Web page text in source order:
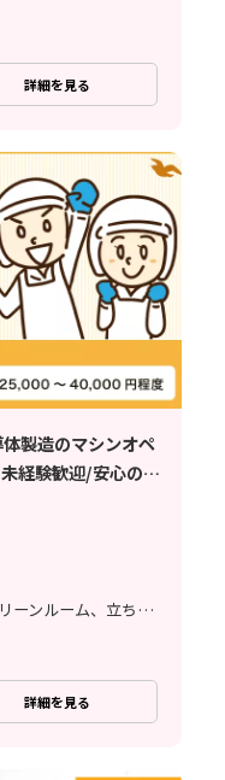
詳細を見る
製造のマシンオペ
経験歓迎/安心の教
検査、マシンオペレーター、クリーンルーム、立ち作業
詳細を見る